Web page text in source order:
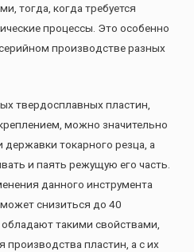
тогда, когда требуется
процессы. Это особенно
производстве разных
твердосплавных пластин,
можно значительно
державки токарного резца, а
и паять режущую его часть.
данного инструмента
снизиться до 40
такими свойствами,
пластин, а с их